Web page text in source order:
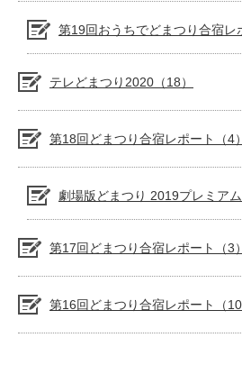
第19回おうちでどまつり合宿レ
テレどまつり2020（18）
第18回どまつり合宿レポート（4）
劇場版どまつり 2019プレミアム
第17回どまつり合宿レポート（3）
第16回どまつり合宿レポート（10